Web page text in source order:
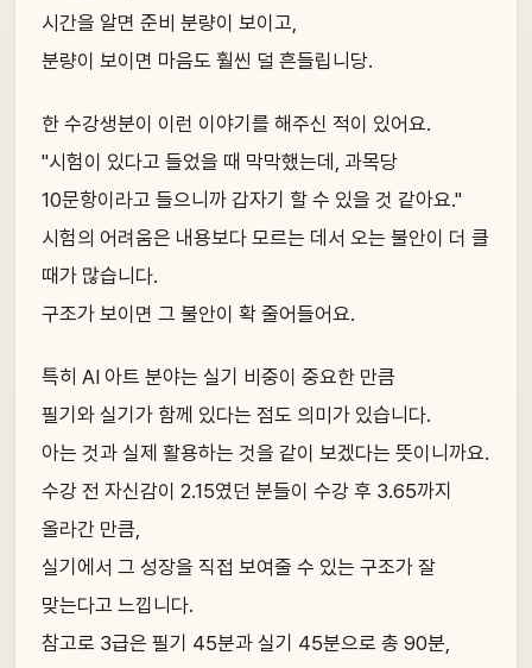
시간을 알면 준비 분량이 보이고,
분량이 보이면 마음도 훨씬 덜 흔들립니당.
한 수강생분이 이런 이야기를 해주신 적이 있어요.
"시험이 있다고 들었을 때 막막했는데, 과목당
10문항이라고 들으니까 갑자기 할 수 있을 것 같아요."
시험의 어려움은 내용보다 모르는 데서 오는 불안이 더 클
때가 많습니다.
구조가 보이면 그 불안이 확 줄어들어요.
특히 AI 아트 분야는 실기 비중이 중요한 만큼
필기와 실기가 함께 있다는 점도 의미가 있습니다.
아는 것과 실제 활용하는 것을 같이 보겠다는 뜻이니까요.
수강 전 자신감이 2.15였던 분들이 수강 후 3.65까지
올라간 만큼,
실기에서 그 성장을 직접 보여줄 수 있는 구조가 잘
맞는다고 느낍니다.
참고로 3급은 필기 45분과 실기 45분으로 총 90분,